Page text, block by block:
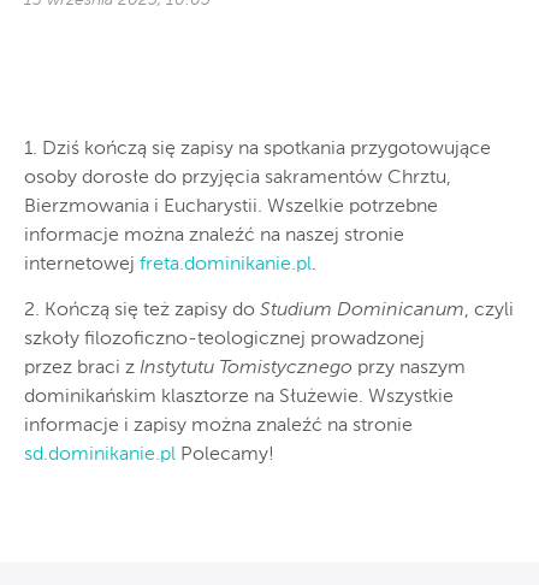
1. Dziś kończą się zapisy na spotkania przygotowujące
osoby dorosłe do przyjęcia sakramentów Chrztu,
Bierzmowania i Eucharystii. Wszelkie potrzebne
informacje można znaleźć na naszej stronie
internetowej freta.dominikanie.pl.
2. Kończą się też zapisy do Studium Dominicanum, czyli
szkoły filozoficzno-teologicznej prowadzonej
przez braci z Instytutu Tomistycznego przy naszym
dominikańskim klasztorze na Służewie. Wszystkie
informacje i zapisy można znaleźć na stronie
sd.dominikanie.pl Polecamy!